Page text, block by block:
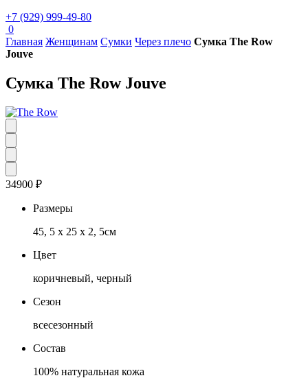
+7 (929) 999-49-80
0
Главная Женщинам Сумки Через плечо Сумка The Row
Jouve
Сумка The Row Jouve
34900 ₽
Размеры
45, 5 х 25 х 2, 5см
Цвет
коричневый, черный
Сезон
всесезонный
Состав
100% натуральная кожа